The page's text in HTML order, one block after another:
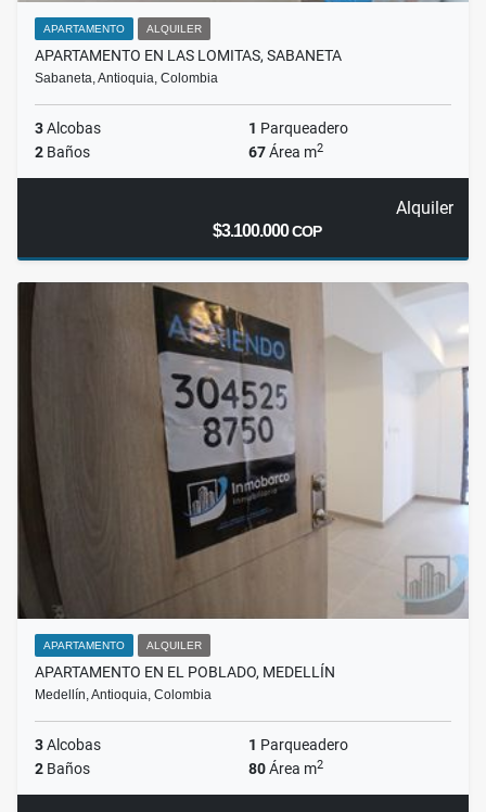
APARTAMENTO ALQUILER
APARTAMENTO EN LAS LOMITAS, SABANETA
Sabaneta, Antioquia, Colombia
3Alcobas 1 Parqueadero
2 Baños 67Área m2
Alquiler
$3.100.000COP
APARTAMENTO ALQUILER
APARTAMENTO EN EL POBLADO, MEDELLÍN
Medellín, Antioquia, Colombia
3Alcobas 1 Parqueadero
2 Baños 80Área m2